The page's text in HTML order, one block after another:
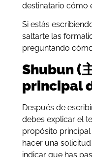
destinatario cómo
Si estás
saltarte las
preguntando
Shubun (
principal
Después de
debes explicar el
propósito
hacer una
indicar que has